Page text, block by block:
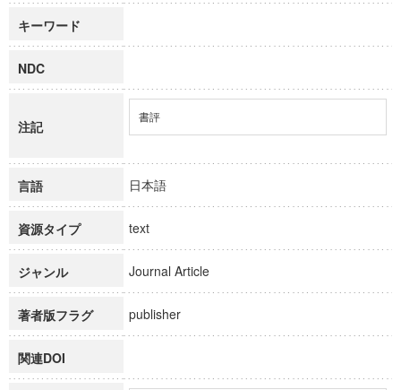
キーワード
NDC
注記
書評
言語 日本語
資源タイプ text
ジャンル Journal Article
著者版フラグ publisher
関連DOI